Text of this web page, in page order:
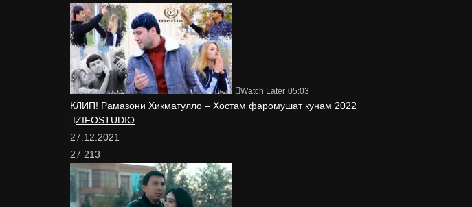
Watch Later 05:03
КЛИП! Рамазони Хикматулло – Хостам фаромушат кунам 2022
ZIFOSTUDIO
27.12.2021
27 213